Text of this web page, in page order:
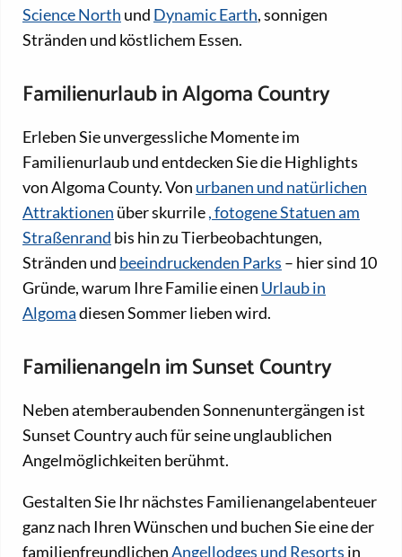
Science North und Dynamic Earth, sonnigen
Stränden und köstlichem Essen.
Familienurlaub in Algoma Country
Erleben Sie unvergessliche Momente im
Familienurlaub und entdecken Sie die Highlights
von Algoma County. Von urbanen und natürlichen
Attraktionen über skurrile, fotogene Statuen am
Straßenrand bis hin zu Tierbeobachtungen,
Stränden und beeindruckenden Parks – hier sind 10
Gründe, warum Ihre Familie einen Urlaub in
Algomadiesen Sommer lieben wird.
Familienangeln im Sunset Country
Neben atemberaubenden Sonnenuntergängen ist
Sunset Country auch für seine unglaublichen
Angelmöglichkeiten berühmt.
Gestalten Sie Ihr nächstes Familienangelabenteuer
ganz nach Ihren Wünschen und buchen Sie eine der
familienfreundlichenAngellodges und Resorts in